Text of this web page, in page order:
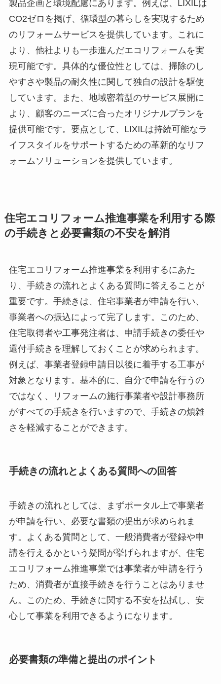
製品企画と環境配慮にあります。例えば、LIXILは
CO2ゼロを掲げ、循環型の暮らしを実現するため
のリフォームサービスを提供しています。これに
より、他社よりも一歩進んだエコリフォームを実
現可能です。具体的な優位性としては、掃除のし
やすさや製品の耐久性に関して独自の設計を駆使
しています。また、地域密着型のサービス展開に
より、顧客のニーズに合ったオリジナルプランを
提供可能です。要点として、LIXILは持続可能なラ
イフスタイルをサポートするための革新的なリフ
ォームソリューションを提供しています。
住宅エコリフォーム推進事業を利用する際
の手続きと必要書類の不安を解消
住宅エコリフォーム推進事業を利用するにあた
り、手続きの流れとよくある質問に答えることが
重要です。手続きは、住宅事業者が申請を行い、
事業者への振込によって完了します。このため、
住宅取得者や工事発注者は、申請手続きの委任や
還付手続きを理解しておくことが求められます。
例えば、事業者登録申請日以後に着手する工事が
対象となります。基本的に、自分で申請を行うの
ではなく、リフォームの施行事業者や設計事務所
がすべての手続きを行いますので、手続きの煩雑
さを軽減することができます。
手続きの流れとよくある質問への回答
手続きの流れとしては、まずポータル上で事業者
が申請を行い、必要な書類の提出が求められま
す。よくある質問として、一般消費者が登録や申
請を行えるかという疑問が挙げられますが、住宅
エコリフォーム推進事業では事業者が申請を行う
ため、消費者が直接手続きを行うことはありませ
ん。このため、手続きに関する不安を払拭し、安
心して事業を利用できるようになります。
必要書類の準備と提出のポイント